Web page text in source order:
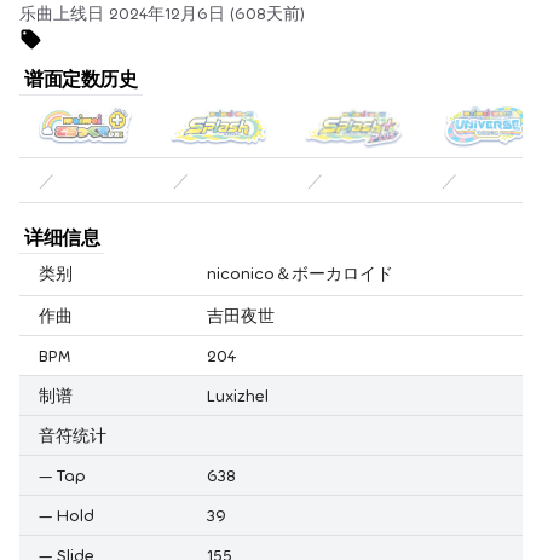
乐曲上线日 2024年12月6日 (608天前)
谱面定数历史
／ ／ ／ ／
详细信息
类别 niconico＆ボーカロイド
作曲
吉田夜世
BPM
204
制谱
Luxizhel
音符统计
— Tap
638
— Hold
39
— Slide
155